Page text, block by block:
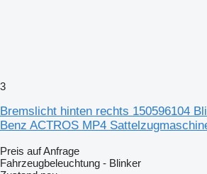
3
Bremslicht hinten rechts 150596104
Benz ACTROS MP4
Preis auf Anfrage
Fahrzeugbeleuchtung - Blinker